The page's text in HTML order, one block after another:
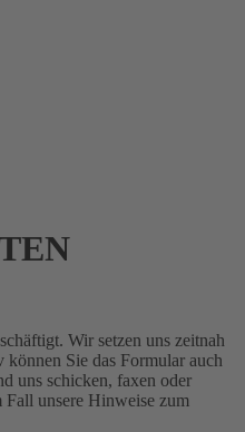
Wir setzen uns zeitnah
Sie das Formular auch
uns schicken, faxen oder
Fall unsere Hinweise zum